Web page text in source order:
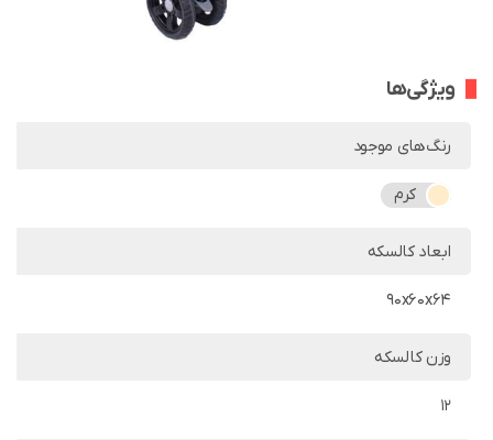
ویژگی‌ها
رنگ‌های موجود
کرم
ابعاد کالسکه
90x60x64
وزن کالسکه
12